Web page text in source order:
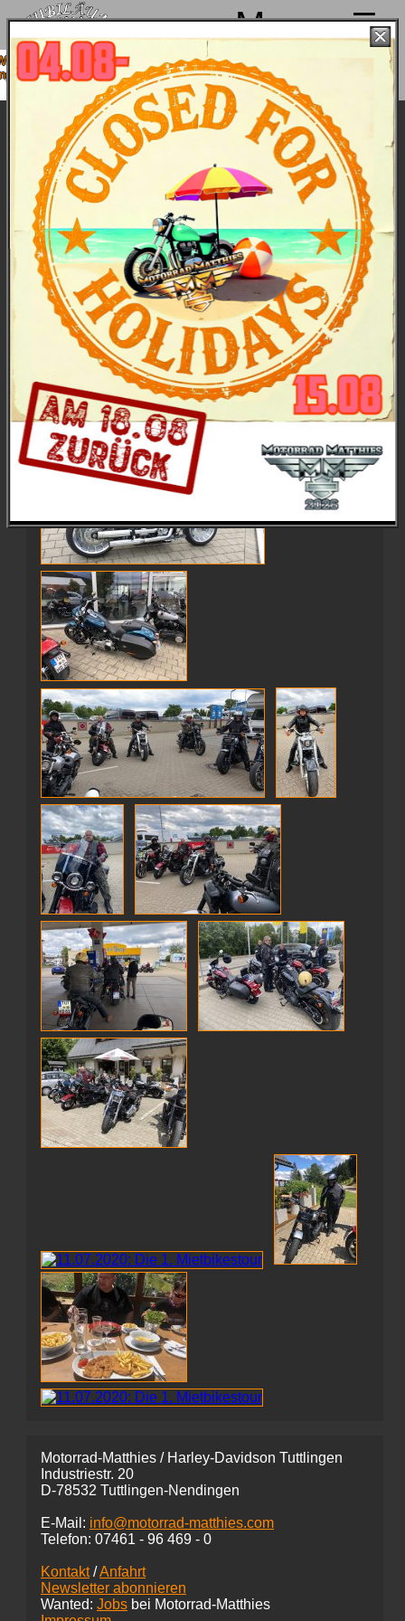
Menu
von 4. bis 15.08. Sommerpause
ab 18.08. wieder mit voller Power für
Euch da!
11.07.2020: Die 1. Mietbikestour
Roadcaptains Nina und Anita sorgten für eine
schöne Tagestour mit unseren Demobikes zur
Tagesmiete.
Motorrad-Matthies / Harley-Davidson Tuttlingen
Industriestr. 20
D-78532 Tuttlingen-Nendingen
E-Mail: info@motorrad-matthies.com
Telefon: 07461 - 96 469 - 0
Kontakt/Anfahrt
Newsletter abonnieren
Wanted: Jobs bei Motorrad-Matthies